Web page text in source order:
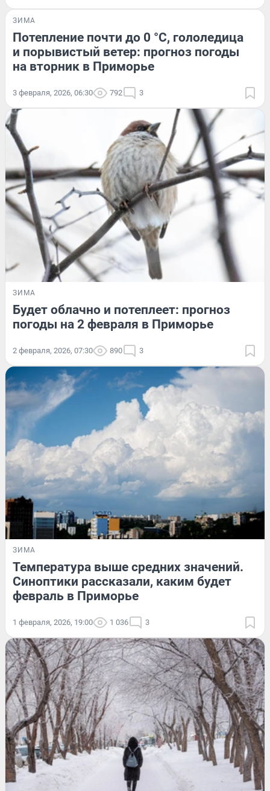
ЗИМА
Потепление почти до 0 °C, гололедица
и порывистый ветер: прогноз погоды
на вторник в Приморье
3 февраля, 2026, 06:30 792 3
ЗИМА
Будет облачно и потеплеет: прогноз
погоды на 2 февраля в Приморье
2 февраля, 2026, 07:30 890 3
ЗИМА
Температура выше средних значений.
Синоптики рассказали, каким будет
февраль в Приморье
1 февраля, 2026, 19:00 1 036 3